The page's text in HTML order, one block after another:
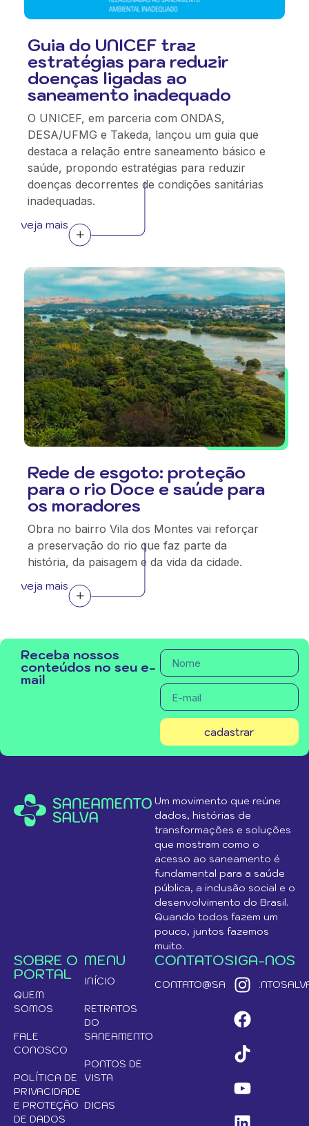
Guia do UNICEF traz
estratégias para reduzir
doenças ligadas ao
saneamento inadequado
O UNICEF, em parceria com ONDAS,
DESA/UFMG e Takeda, lançou um guia que
destaca a relação entre saneamento básico e
saúde, propondo estratégias para reduzir
doenças decorrentes de condições sanitárias
inadequadas.
veja mais
Rede de esgoto: proteção
para o rio Doce e saúde para
os moradores
Obra no bairro Vila dos Montes vai reforçar
a preservação do rio que faz parte da
história, da paisagem e da vida da cidade.
veja mais
Receba nossos
conteúdos no seu e-
mail
cadastrar
Um movimento que reúne
dados, histórias de
transformações e soluções
que mostram como o
acesso ao saneamento é
fundamental para a saúde
pública, a inclusão social e o
desenvolvimento do Brasil.
Quando todos fazem um
pouco, juntos fazemos
muito.
SOBRE O
PORTAL
QUEM
SOMOS
FALE
CONOSCO
POLÍTICA DE
PRIVACIDADE
E PROTEÇÃO
DE DADOS
MENU
INÍCIO
RETRATOS
DO
SANEAMENTO
PONTOS DE
VISTA
DICAS
CONTATOSIGA-NOS